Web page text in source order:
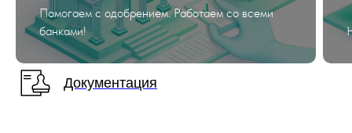
Помогаем с одобрением. Работаем со всеми
банками!
Документация